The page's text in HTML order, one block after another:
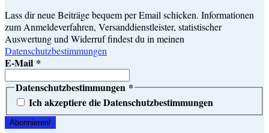
Lass dir neue Beiträge bequem per Email schicken. Informationen
zum Anmeldeverfahren, Versanddienstleister, statistischer
Auswertung und Widerruf findest du in meinen
Datenschutzbestimmungen
E-Mail *
Datenschutzbestimmungen *
Ich akzeptiere die Datenschutzbestimmungen